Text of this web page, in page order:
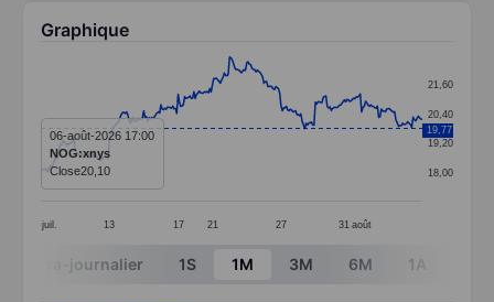
Graphique
Line chart with 290 data points.
The chart has 1 X axis displaying categories.
The chart has 1 Y axis displaying values. Data
juil. 13 17 21 27 31 août
18,00
19,20
20,40
21,60
19,77
06-août-2026 17:00
NOG:xnys
Close20,10
End of interactive chart.
Intra-journalier 1S 1M 3M 6M 1A